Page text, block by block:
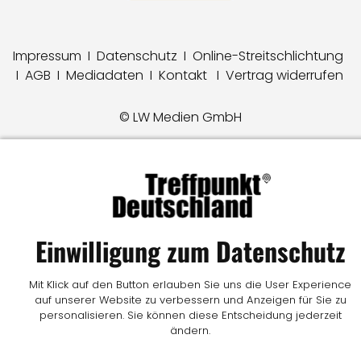
Impressum I Datenschutz I Online-Streitschlichtung
I AGB I Mediadaten I Kontakt I Vertrag widerrufen
© LW Medien GmbH
Einwilligung zum Datenschutz
Mit Klick auf den Button erlauben Sie uns die User Experience
auf unserer Website zu verbessern und Anzeigen für Sie zu
personalisieren. Sie können diese Entscheidung jederzeit
ändern.